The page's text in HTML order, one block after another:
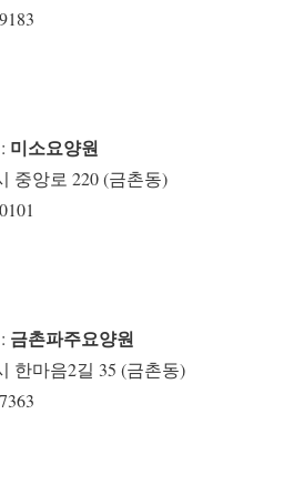
미소요양원
중앙로 220 (금촌동)
금촌파주요양원
한마음2길 35 (금촌동)